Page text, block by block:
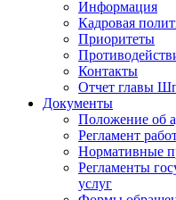
Информация
Кадровая
Приоритеты
Контакты
Отчет главы
Документы
Положение об
Регламент
Нормативные
Регламенты
услуг